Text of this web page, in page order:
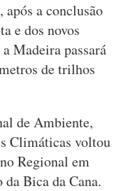
após a conclusão
e dos novos
Madeira passará
de trilhos
de Ambiente,
Climáticas voltou
Regional em
Bica da Cana.